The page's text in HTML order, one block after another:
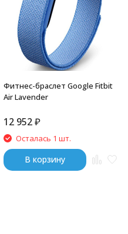
Фитнес-браслет Google Fitbit
Air Lavender
12 952 ₽
Осталась 1 шт.
В корзину